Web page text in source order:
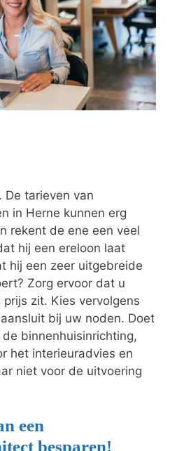
De tarieven van
in Herne kunnen erg
rekent de ene een veel
hij een ereloon laat
hij een zeer uitgebreide
Zorg ervoor dat u
zit. Kies vervolgens
bij uw noden. Doet
binnenhuisinrichting,
het interieuradvies en
niet voor de uitvoering
een
besparen!